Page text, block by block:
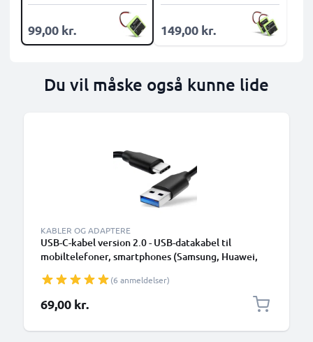
99,00 kr. 149,00 kr.
Du vil måske også kunne lide
KABLER OG ADAPTERE
USB-C-kabel version 2.0 - USB-datakabel til
mobiltelefoner, smartphones (Samsung, Huawei,
Sony, GoPro) og mange flere - 1,0m 3A-
opladerkabel med USB Type C-stik
(6 anmeldelser)
69,00 kr.